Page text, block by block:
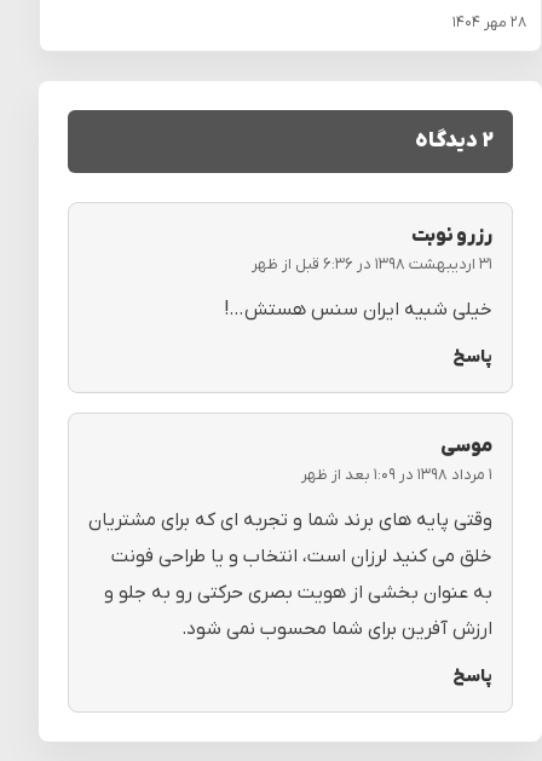
۲۸ مهر ۱۴۰۴
۲ دیدگاه
رزرو نوبت
۳۱ اردیبهشت ۱۳۹۸ در ۶:۳۶ قبل از ظهر
خیلی شبیه ایران سنس هستش…!
پاسخ
موسی
۱ مرداد ۱۳۹۸ در ۱:۰۹ بعد از ظهر
وقتی پایه های برند شما و تجربه ای که برای مشتریان
خلق می کنید لرزان است، انتخاب و یا طراحی فونت
به عنوان بخشی از هویت بصری حرکتی رو به جلو و
ارزش آفرین برای شما محسوب نمی شود.
پاسخ